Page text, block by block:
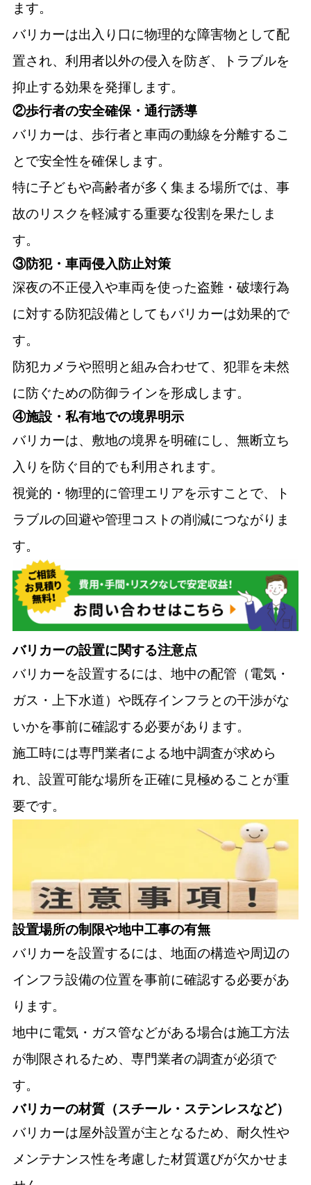
ます。
バリカーは出入り口に物理的な障害物として配
置され、利用者以外の侵入を防ぎ、トラブルを
抑止する効果を発揮します。
②歩行者の安全確保・通行誘導
バリカーは、歩行者と車両の動線を分離するこ
とで安全性を確保します。
特に子どもや高齢者が多く集まる場所では、事
故のリスクを軽減する重要な役割を果たしま
す。
③防犯・車両侵入防止対策
深夜の不正侵入や車両を使った盗難・破壊行為
に対する防犯設備としてもバリカーは効果的で
す。
防犯カメラや照明と組み合わせて、犯罪を未然
に防ぐための防御ラインを形成します。
④施設・私有地での境界明示
バリカーは、敷地の境界を明確にし、無断立ち
入りを防ぐ目的でも利用されます。
視覚的・物理的に管理エリアを示すことで、ト
ラブルの回避や管理コストの削減につながりま
す。
バリカーの設置に関する注意点
バリカーを設置するには、地中の配管（電気・
ガス・上下水道）や既存インフラとの干渉がな
いかを事前に確認する必要があります。
施工時には専門業者による地中調査が求めら
れ、設置可能な場所を正確に見極めることが重
要です。
設置場所の制限や地中工事の有無
バリカーを設置するには、地面の構造や周辺の
インフラ設備の位置を事前に確認する必要があ
ります。
地中に電気・ガス管などがある場合は施工方法
が制限されるため、専門業者の調査が必須で
す。
バリカーの材質（スチール・ステンレスなど）
バリカーは屋外設置が主となるため、耐久性や
メンテナンス性を考慮した材質選びが欠かせま